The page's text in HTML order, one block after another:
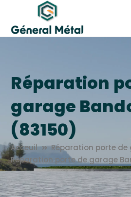
Réparation
garage
(83150)
Acceuil
Réparation porte de
Réparation porte de garage